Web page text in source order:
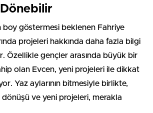
Dönebilir
boy göstermesi beklenen Fahriye
projeleri hakkında daha fazla bilgi
Özellikle gençler arasında büyük bir
olan Evcen, yeni projeleri ile dikkat
Yaz aylarının bitmesiyle birlikte,
dönüşü ve yeni projeleri, merakla